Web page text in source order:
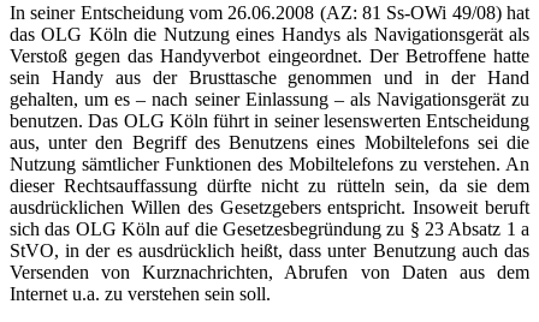
In seiner Entscheidung vom 26.06.2008 (AZ: 81 Ss-OWi 49/08) hat
das OLG Köln die Nutzung eines Handys als Navigationsgerät als
Verstoß gegen das Handyverbot eingeordnet. Der Betroffene hatte
sein Handy aus der Brusttasche genommen und in der Hand
gehalten, um es – nach seiner Einlassung – als Navigationsgerät zu
benutzen. Das OLG Köln führt in seiner lesenswerten Entscheidung
aus, unter den Begriff des Benutzens eines Mobiltelefons sei die
Nutzung sämtlicher Funktionen des Mobiltelefons zu verstehen. An
dieser Rechtsauffassung dürfte nicht zu rütteln sein, da sie dem
ausdrücklichen Willen des Gesetzgebers entspricht. Insoweit beruft
sich das OLG Köln auf die Gesetzesbegründung zu § 23 Absatz 1 a
StVO, in der es ausdrücklich heißt, dass unter Benutzung auch das
Versenden von Kurznachrichten, Abrufen von Daten aus dem
Internet u.a. zu verstehen sein soll.